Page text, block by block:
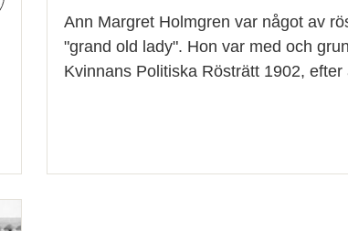
Ann Margret Holmgren var något av
"grand old lady". Hon var med och
Kvinnans Politiska Rösträtt 1902,